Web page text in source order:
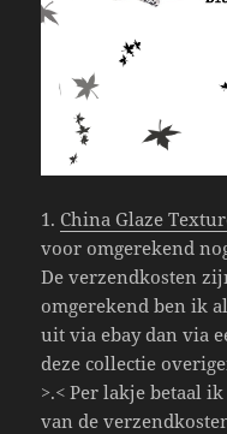
1. China Glaze
voor omgerekend
De verzendkosten
omgerekend ben ik
uit via ebay dan via
deze collectie
>.< Per lakje betaal
van de